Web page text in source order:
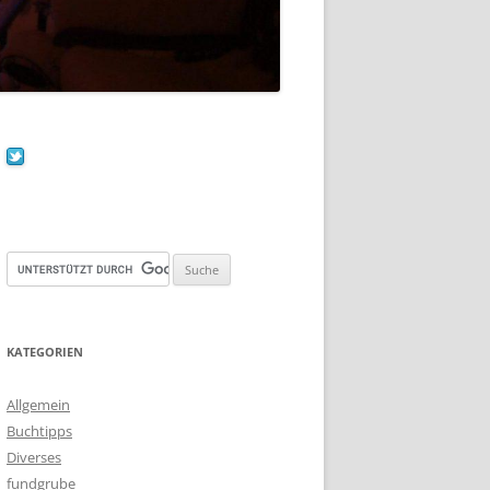
KATEGORIEN
Allgemein
Buchtipps
Diverses
fundgrube